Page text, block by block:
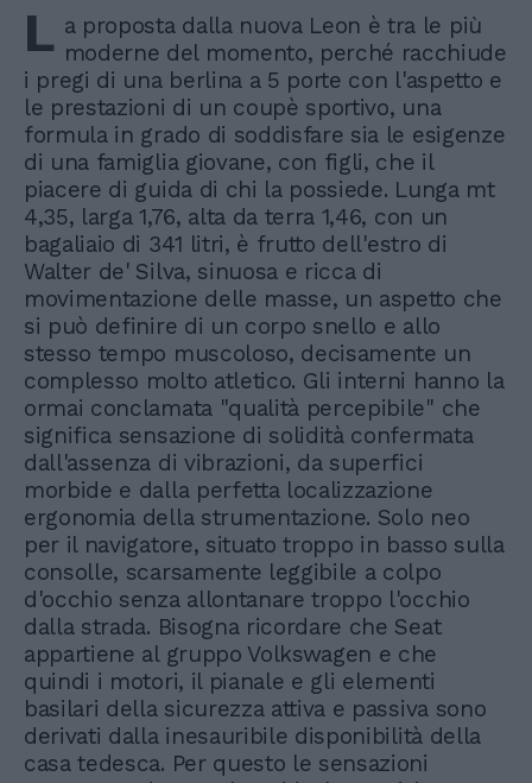
L a proposta dalla nuova Leon è tra le più
moderne del momento, perché racchiude
i pregi di una berlina a 5 porte con l'aspetto e
le prestazioni di un coupè sportivo, una
formula in grado di soddisfare sia le esigenze
di una famiglia giovane, con figli, che il
piacere di guida di chi la possiede. Lunga mt
4,35, larga 1,76, alta da terra 1,46, con un
bagaliaio di 341 litri, è frutto dell'estro di
Walter de' Silva, sinuosa e ricca di
movimentazione delle masse, un aspetto che
si può definire di un corpo snello e allo
stesso tempo muscoloso, decisamente un
complesso molto atletico. Gli interni hanno la
ormai conclamata "qualità percepibile" che
significa sensazione di solidità confermata
dall'assenza di vibrazioni, da superfici
morbide e dalla perfetta localizzazione
ergonomia della strumentazione. Solo neo
per il navigatore, situato troppo in basso sulla
consolle, scarsamente leggibile a colpo
d'occhio senza allontanare troppo l'occhio
dalla strada. Bisogna ricordare che Seat
appartiene al gruppo Volkswagen e che
quindi i motori, il pianale e gli elementi
basilari della sicurezza attiva e passiva sono
derivati dalla inesauribile disponibilità della
casa tedesca. Per questo le sensazioni